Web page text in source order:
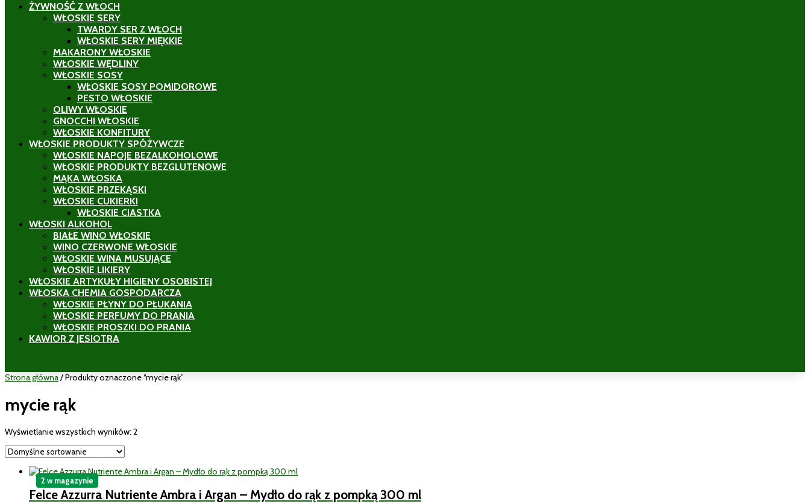
ŻYWNOŚĆ Z WŁOCH
WŁOSKIE SERY
TWARDY SER Z WŁOCH
WŁOSKIE SERY MIĘKKIE
MAKARONY WŁOSKIE
WŁOSKIE WĘDLINY
WŁOSKIE SOSY
WŁOSKIE SOSY POMIDOROWE
PESTO WŁOSKIE
OLIWY WŁOSKIE
GNOCCHI WŁOSKIE
WŁOSKIE KONFITURY
WŁOSKIE PRODUKTY SPÓŻYWCZE
WŁOSKIE NAPOJE BEZALKOHOLOWE
WŁOSKIE PRODUKTY BEZGLUTENOWE
MĄKA WŁOSKA
WŁOSKIE PRZEKĄSKI
WŁOSKIE CUKIERKI
WŁOSKIE CIASTKA
WŁOSKI ALKOHOL
BIAŁE WINO WŁOSKIE
WINO CZERWONE WŁOSKIE
WŁOSKIE WINA MUSUJĄCE
WŁOSKIE LIKIERY
WŁOSKIE ARTYKUŁY HIGIENY OSOBISTEJ
WŁOSKA CHEMIA GOSPODARCZA
WŁOSKIE PŁYNY DO PŁUKANIA
WŁOSKIE PERFUMY DO PRANIA
WŁOSKIE PROSZKI DO PRANIA
KAWIOR Z JESIOTRA
Strona główna/ Produkty oznaczone “mycie rąk”
mycie rąk
Wyświetlanie wszystkich wyników: 2
Felce Azzurra Nutriente Ambra i Argan – Mydło do rąk z pompką 300 ml
2 w magazynie